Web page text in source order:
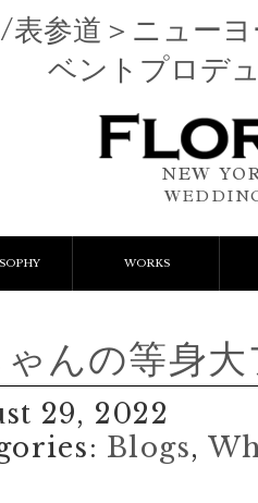
表参道＞ニュー
ベントプロデ
NEW
WORKS
Client Works
Gift Flower
んの等身
29, 2022
Blogs,